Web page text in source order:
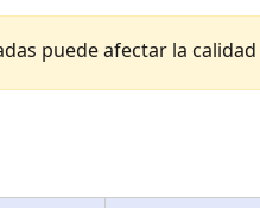
puede afectar la